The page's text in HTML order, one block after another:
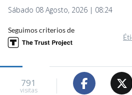
Sábado 08 Agosto, 2026 | 08:24
Seguimos criterios de
791
visitas